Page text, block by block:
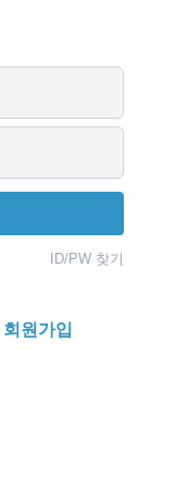
ID/PW 찾기
회원가입